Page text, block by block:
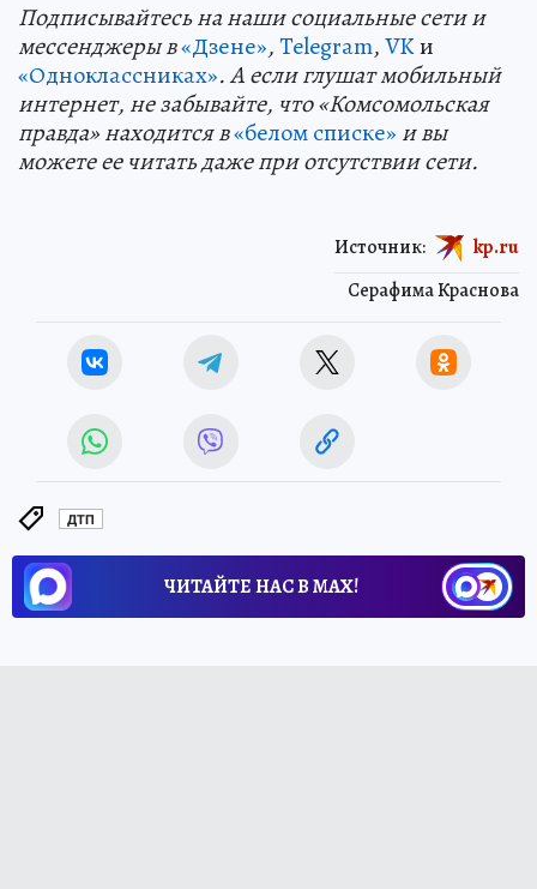
Подписывайтесь на наши социальные сети и
мессенджеры в«Дзене»,Telegram,VKи
«Одноклассниках». А если глушат мобильный
интернет, не забывайте, что «Комсомольская
правда» находится в«белом списке» и вы
можете ее читать даже при отсутствии сети.
Серафима Краснова
Источник: kp.ru
ДТП
ЧИТАЙТЕ НАС В МАХ!